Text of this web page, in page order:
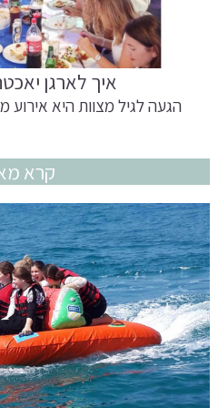
איך לארגן
הגעה לגיל מצוות היא אירוע
קרא